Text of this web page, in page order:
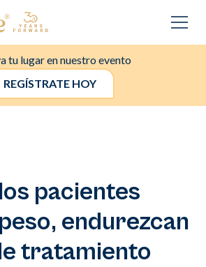
tu lugar en nuestro evento
REGÍSTRATE HOY
pacientes
endurezcan
tratamiento